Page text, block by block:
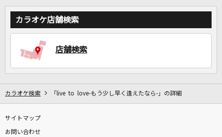
カラオケ店舗検索
店舗検索
カラオケ検索 「live to love-もう少し早く逢えたなら-」の詳細
サイトマップ
お問い合わせ